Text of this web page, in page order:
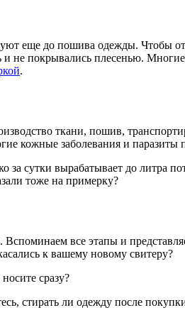
еще до пошива одежды. Чтобы
не покрывались плесенью. Многие
.
ткани, пошив,
кожные заболевания и паразиты
за сутки вырабатывает до литра
тоже на примерку?
все этапы и
к вашему новому свитеру?
сразу?
стирать ли одежду после